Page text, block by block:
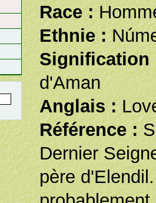
Race :
Ethnie :
Signification
d'Aman
Anglais :
Référence :
Dernier
père